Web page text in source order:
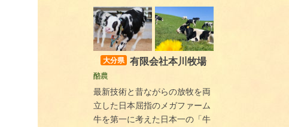
大分県 有限会社本川牧場
酪農
最新技術と昔ながらの放牧を両
立した日本屈指のメガファーム
牛を第一に考えた日本一の「牛